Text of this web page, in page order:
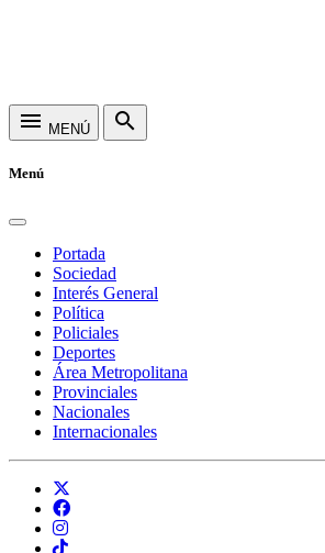
menu MENÚ search
Menú
Portada
Sociedad
Interés General
Política
Policiales
Deportes
Área Metropolitana
Provinciales
Nacionales
Internacionales